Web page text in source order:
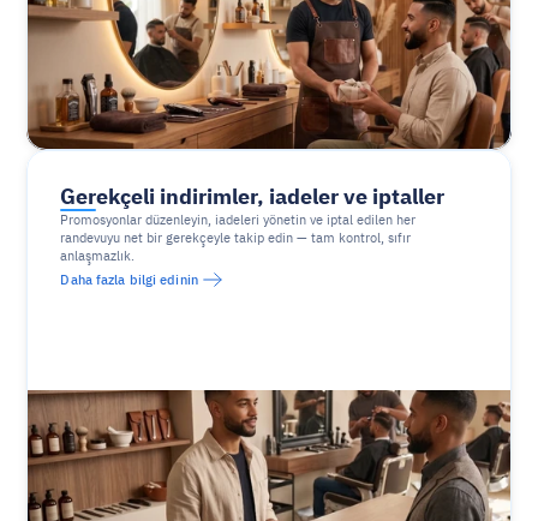
Gerekçeli indirimler, iadeler ve iptaller
Promosyonlar düzenleyin, iadeleri yönetin ve iptal edilen her
randevuyu net bir gerekçeyle takip edin — tam kontrol, sıfır
anlaşmazlık.
Daha fazla bilgi edinin